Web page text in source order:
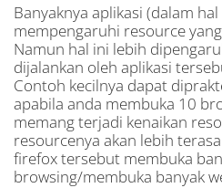
Banyaknya aplikasi (dalam
mempengaruhi resource
Namun hal ini lebih
dijalankan oleh aplikasi
Contoh kecilnya dapat
apabila anda membuka 10
memang terjadi kenaikan
resourcenya akan lebih
firefox tersebut membuka
browsing/membuka banyak